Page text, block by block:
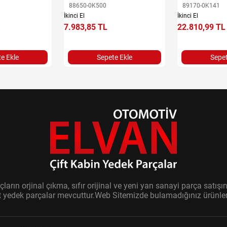
Ekle
88650-0K500
İkinci El
7.983,85 TL
Sepete Ekle
89170-0K141
İkinci El
22.810,99 TL
orjinal çıkma, sıfır orijinal ve yeni yan sanayi parça
parçalar mevcuttur.Web Sitemizde bulamadığınız